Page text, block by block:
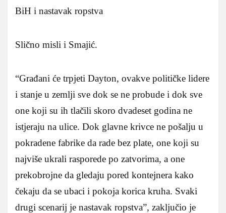
BiH i nastavak ropstva
Slično misli i Smajić.
“Građani će trpjeti Dayton, ovakve političke lidere
i stanje u zemlji sve dok se ne probude i dok sve
one koji su ih tlačili skoro dvadeset godina ne
istjeraju na ulice. Dok glavne krivce ne pošalju u
pokradene fabrike da rade bez plate, one koji su
najviše ukrali rasporede po zatvorima, a one
prekobrojne da gledaju pored kontejnera kako
čekaju da se ubaci i pokoja korica kruha. Svaki
drugi scenarij je nastavak ropstva”, zaključio je